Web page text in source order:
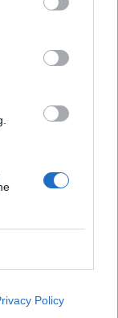
Policy
de la